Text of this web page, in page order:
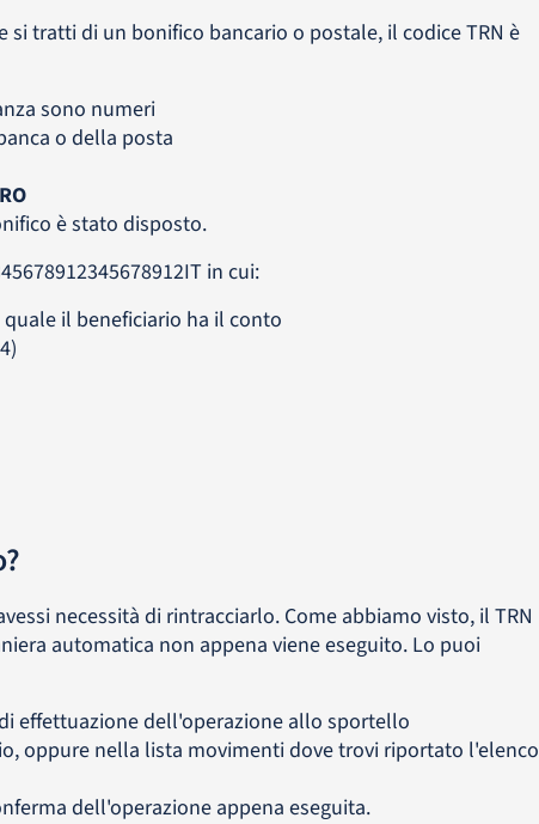
si tratti di un bonifico bancario o postale, il codice TRN è
sono numeri
o della posta
è stato disposto.
in cui:
il beneficiario ha il conto
necessità di rintracciarlo. Come abbiamo visto, il TRN
automatica non appena viene eseguito. Lo puoi
effettuazione dell'operazione allo sportello
oppure nella lista movimenti dove trovi riportato l'elenco
dell'operazione appena eseguita.